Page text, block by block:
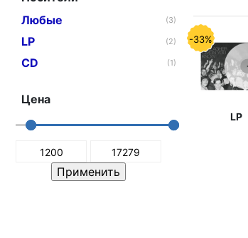
Любые
(3)
LP (2)
CD (1)
Цена
-33%
LP